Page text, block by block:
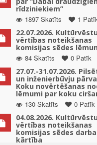
rīdziniekiem”
1897 Skatīts
1
22.07.2026.
vērtības noteikšanas
komisijas sēdes
84 Skatīts
0 Patīk
27.07.-31.07.2026.
un inženierbūvju
Koku novērtēšanas
lēmumi par koku
130 Skatīts
0 Patīk
04.08.2026.
vērtības noteikšanas
komisijas sēdes darba
kārtība